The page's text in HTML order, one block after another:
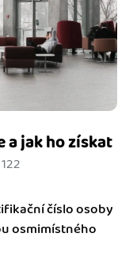
a jak ho získat
122
číslo osoby
osmimístného